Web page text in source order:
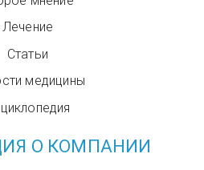
Лечение
Статьи
медицины
О КОМПАНИИ